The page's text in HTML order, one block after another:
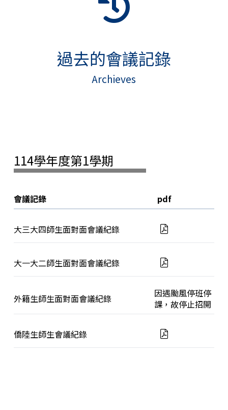
過去的會議記錄
Archieves
114學年度第1學期
會議記錄 pdf
大三大四師生面對面會議紀錄
大一大二師生面對面會議紀錄
外籍生師生面對面會議紀錄
因遇颱風停班停
課，故停止招開
僑陸生師生會議紀錄